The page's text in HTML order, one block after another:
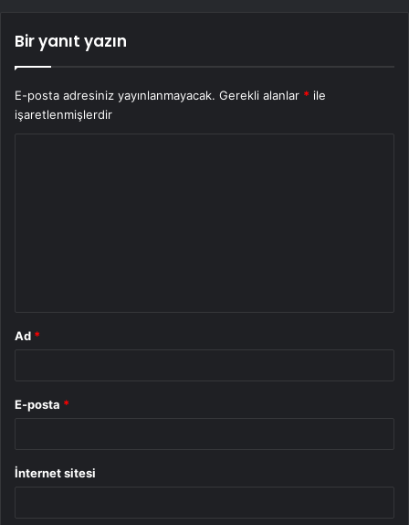
Bir yanıt yazın
E-posta adresiniz yayınlanmayacak. Gerekli alanlar * ile
işaretlenmişlerdir
Ad *
E-posta *
İnternet sitesi